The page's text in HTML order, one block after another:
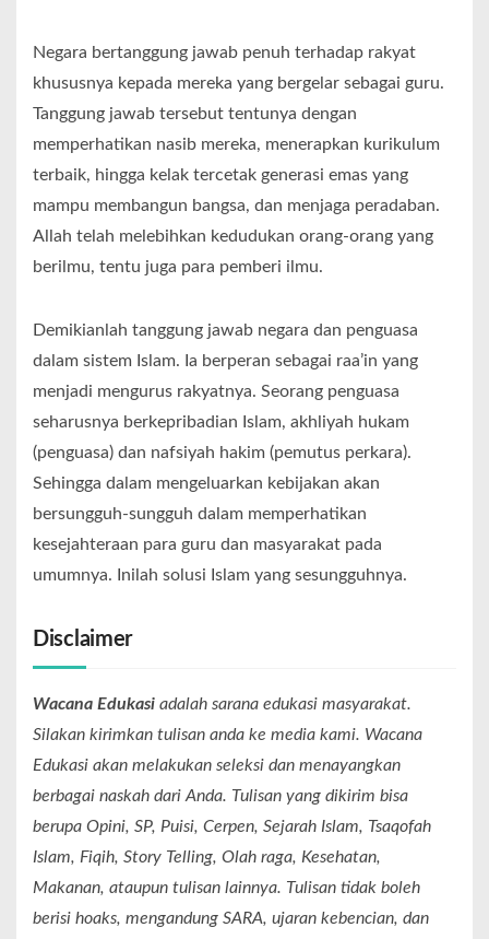
Negara bertanggung jawab penuh terhadap rakyat
khususnya kepada mereka yang bergelar sebagai guru.
Tanggung jawab tersebut tentunya dengan
memperhatikan nasib mereka, menerapkan kurikulum
terbaik, hingga kelak tercetak generasi emas yang
mampu membangun bangsa, dan menjaga peradaban.
Allah telah melebihkan kedudukan orang-orang yang
berilmu, tentu juga para pemberi ilmu.
Demikianlah tanggung jawab negara dan penguasa
dalam sistem Islam. Ia berperan sebagai raa’in yang
menjadi mengurus rakyatnya. Seorang penguasa
seharusnya berkepribadian Islam, akhliyah hukam
(penguasa) dan nafsiyah hakim (pemutus perkara).
Sehingga dalam mengeluarkan kebijakan akan
bersungguh-sungguh dalam memperhatikan
kesejahteraan para guru dan masyarakat pada
umumnya. Inilah solusi Islam yang sesungguhnya.
Disclaimer
Wacana Edukasi adalah sarana edukasi masyarakat.
Silakan kirimkan tulisan anda ke media kami. Wacana
Edukasi akan melakukan seleksi dan menayangkan
berbagai naskah dari Anda. Tulisan yang dikirim bisa
berupa Opini, SP, Puisi, Cerpen, Sejarah Islam, Tsaqofah
Islam, Fiqih, Story Telling, Olah raga, Kesehatan,
Makanan, ataupun tulisan lainnya. Tulisan tidak boleh
berisi hoaks, mengandung SARA, ujaran kebencian, dan